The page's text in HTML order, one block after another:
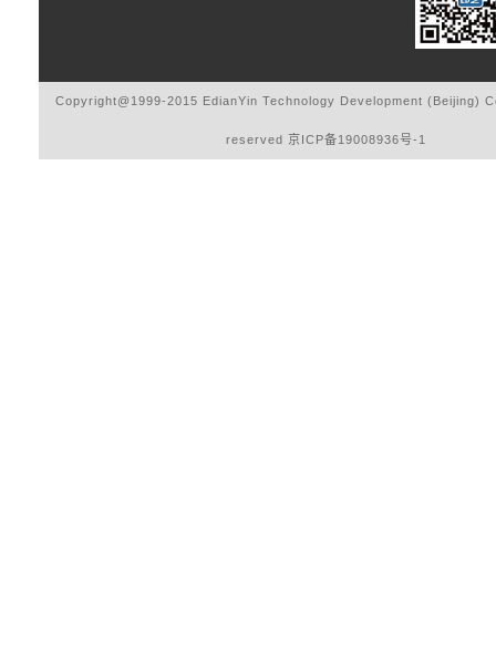
Copyright@1999-2015 EdianYin Technology Development (Beijing)
reserved 京ICP备19008936号-1